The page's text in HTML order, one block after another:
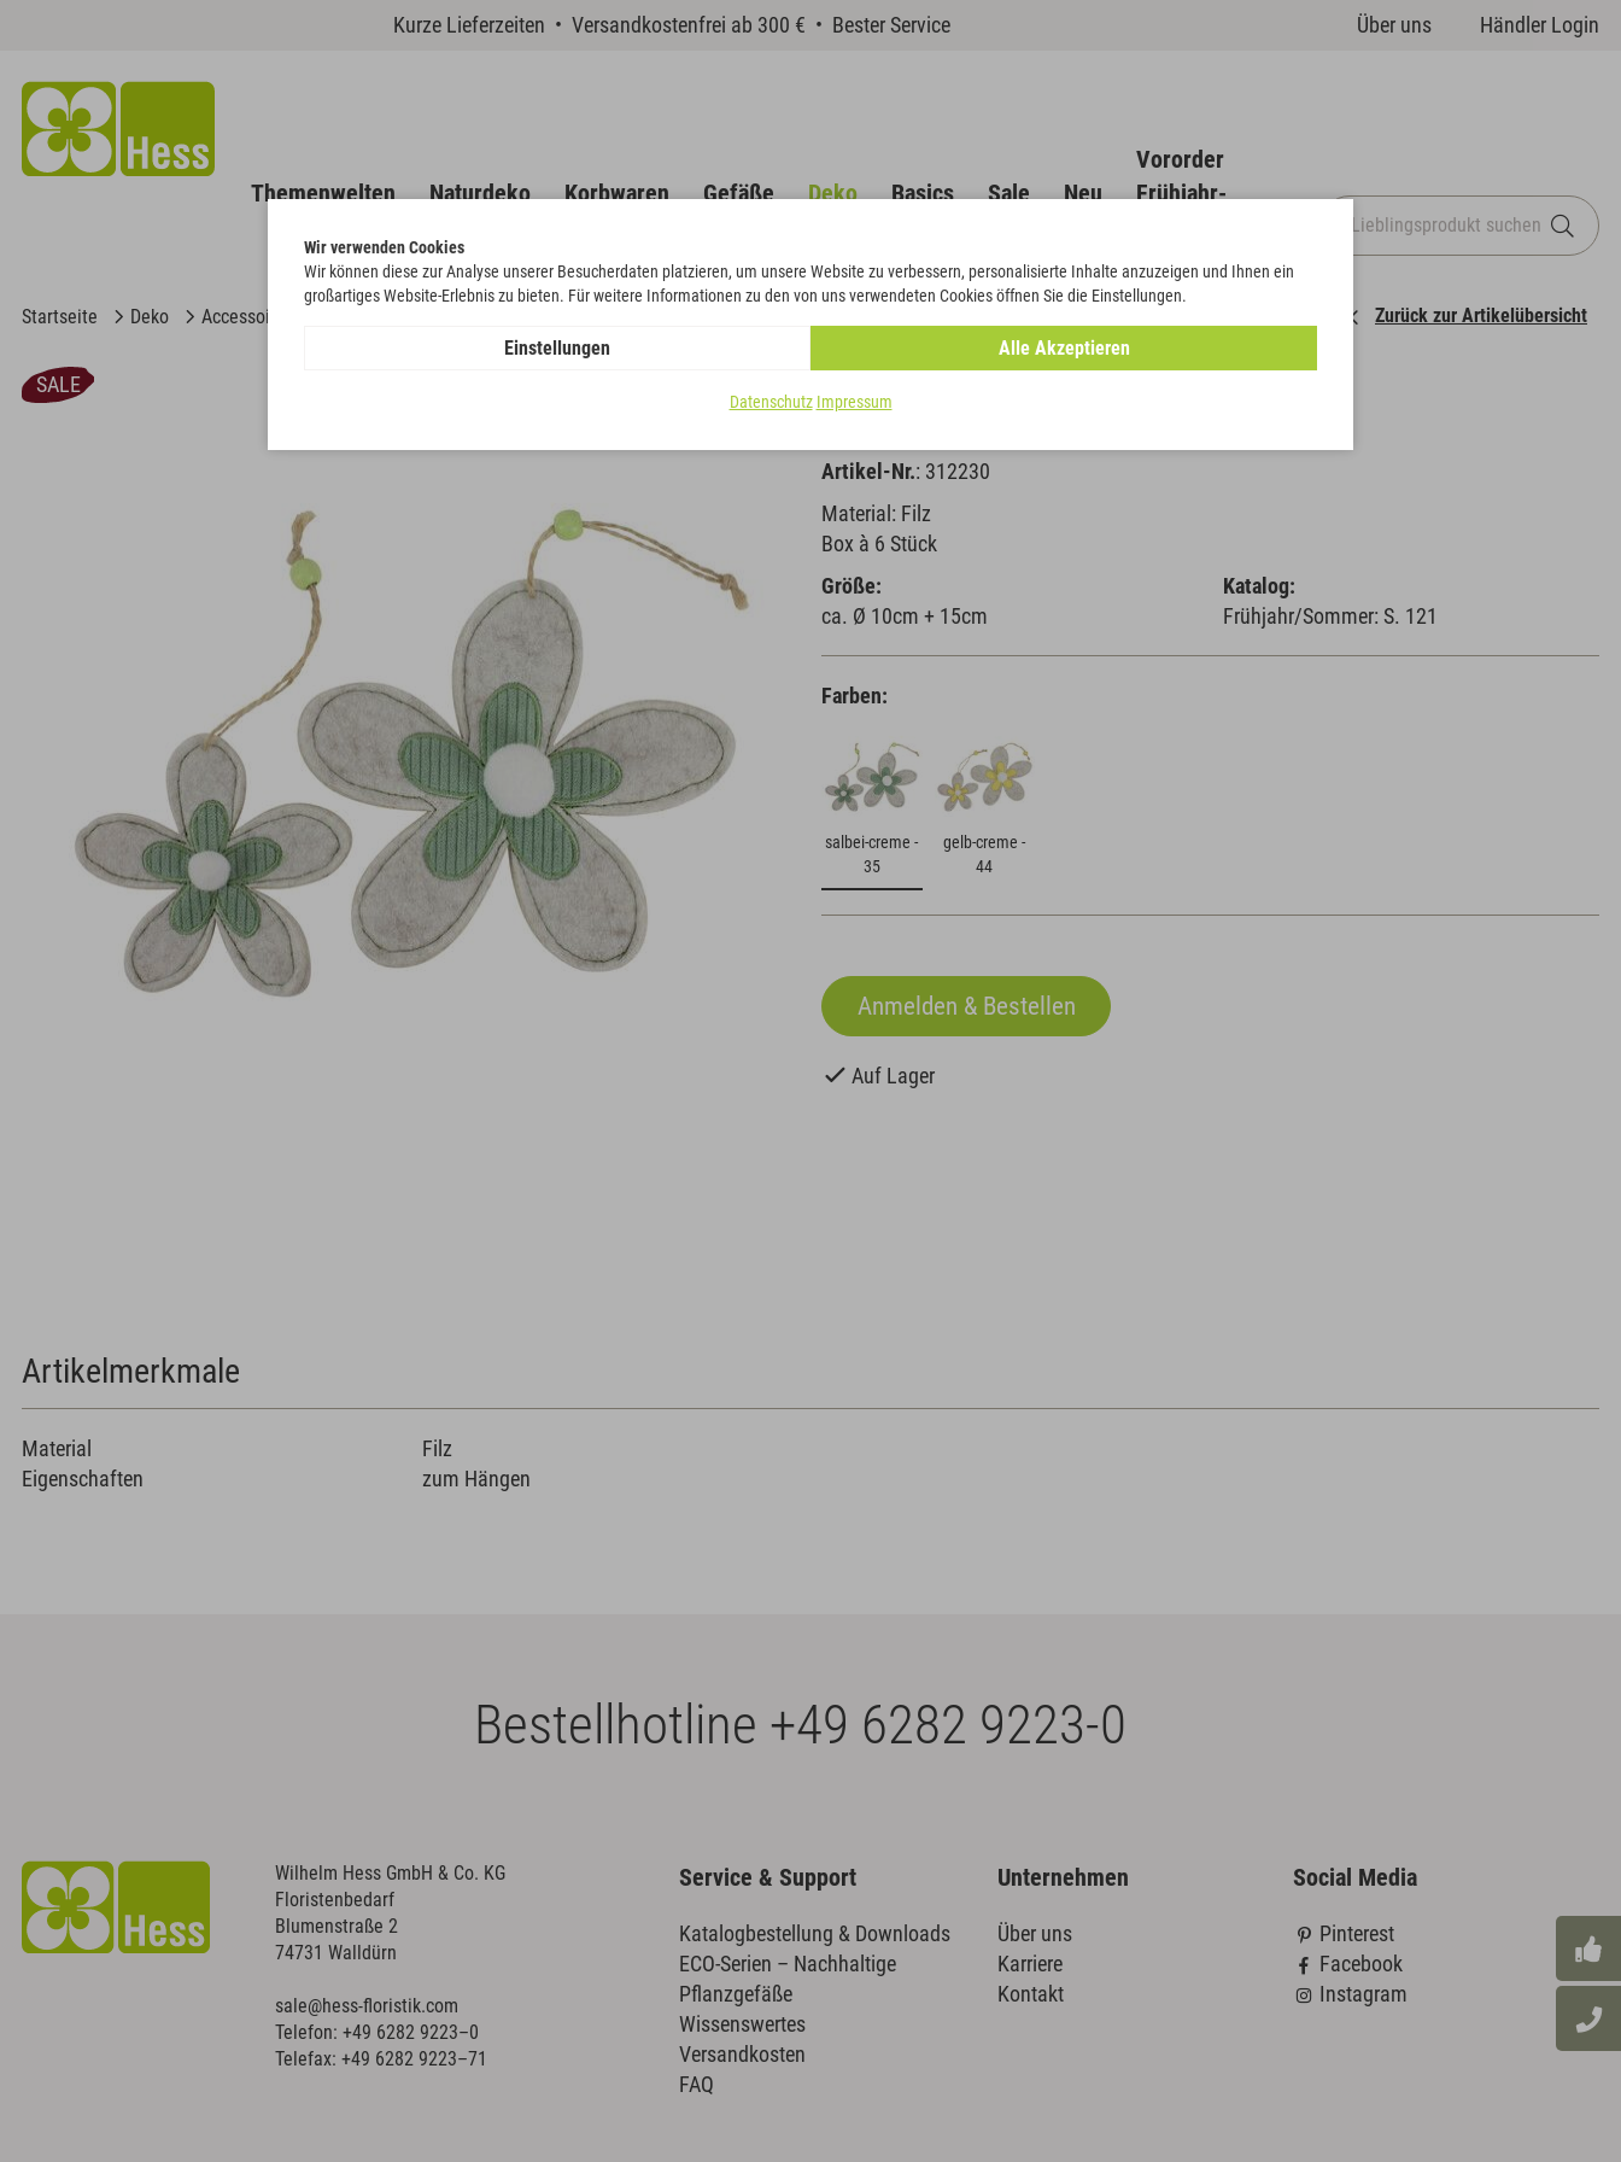
Kurze Lieferzeiten • Versandkostenfrei ab 300 € • Bester Service Über uns Händler Login
Themenwelten Naturdeko Korbwaren Gefäße Deko Basics Sale Neu
Vororder
Frühjahr-
Startseite Deko Accessoires Zurück zur Artikelübersicht
SALE Blüten Hänger
Artikel-Nr.: 312230
Material: Filz
Box à 6 Stück
Größe:
ca. Ø 10cm + 15cm
Katalog:
Frühjahr/Sommer: S. 121
Farben:
salbei-creme -
35
gelb-creme -
44
Auf Lager
Artikelmerkmale
Material
Filz
Eigenschaften
zum Hängen
Bestellhotline +49 6282 9223-0
Wilhelm Hess GmbH & Co. KG
Floristenbedarf
Blumenstraße 2
74731 Walldürn
sale@hess-floristik.com
Telefon: +49 6282 9223–0
Telefax: +49 6282 9223–71
Service & Support
Katalogbestellung & Downloads
ECO-Serien – Nachhaltige
Pflanzgefäße
Wissenswertes
Versandkosten
FAQ
Unternehmen
Über uns
Karriere
Kontakt
Social Media
Pinterest
Facebook
Instagram
Wir verwenden Cookies
Wir können diese zur Analyse unserer Besucherdaten platzieren, um unsere Website zu verbessern, personalisierte Inhalte anzuzeigen und Ihnen ein
großartiges Website-Erlebnis zu bieten. Für weitere Informationen zu den von uns verwendeten Cookies öffnen Sie die Einstellungen.
Einstellungen Alle Akzeptieren
Datenschutz Impressum